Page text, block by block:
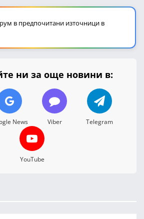
в предпочитани източници в
ни за още новини в:
News Viber Telegram
YouTube